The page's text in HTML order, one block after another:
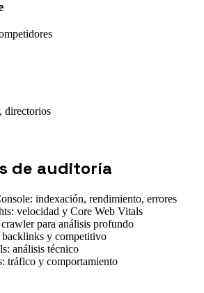
directorios
de auditoría
indexación, rendimiento, errores
velocidad y Core Web Vitals
para análisis profundo
backlinks y competitivo
análisis técnico
tráfico y comportamiento